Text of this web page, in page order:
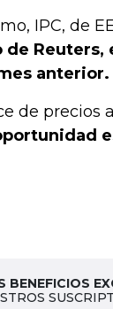
IPC, de
Reuters,
anterior.
de precios
BENEFICIOS